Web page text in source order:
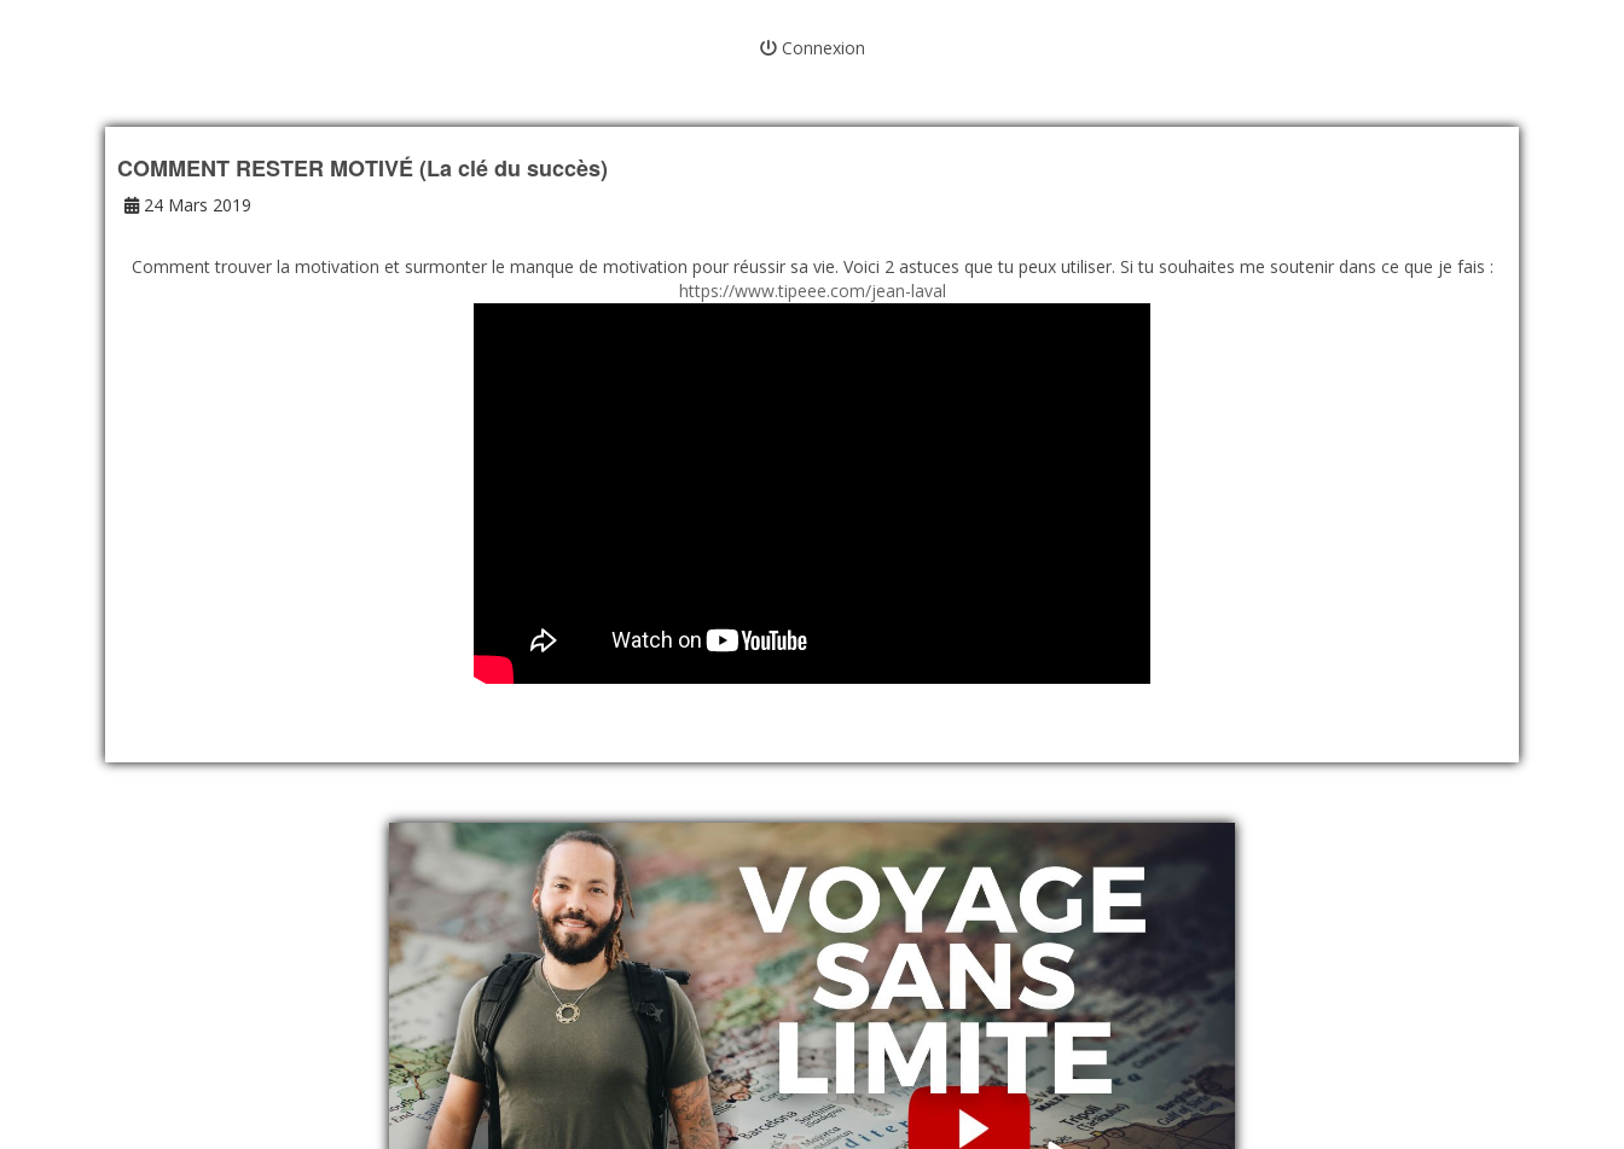
Connexion
COMMENT RESTER MOTIVÉ (La clé du succès)
24 Mars 2019
Comment trouver la motivation et surmonter le manque de motivation pour réussir sa vie. Voici 2 astuces que tu peux utiliser. Si tu souhaites me soutenir dans ce que je fais :
https://www.tipeee.com/jean-laval